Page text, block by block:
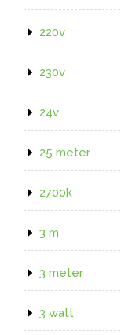
220v
230v
24v
25 meter
2700k
3 m
3 meter
3 watt